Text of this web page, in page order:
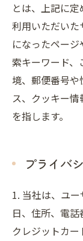
とは、上記に
利用いただい
になったペー
索キーワード
境、郵便番号
ス、クッキー
を指します。
プライバ
1. 当社は、ユ
日、住所、電話
クレジットカ